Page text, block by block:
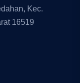
Kec.
16519